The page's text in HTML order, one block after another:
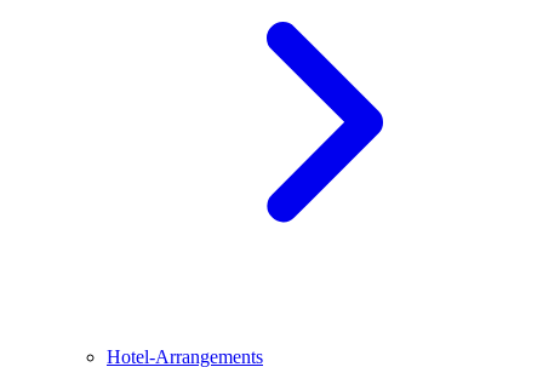
Hotel-Arrangements